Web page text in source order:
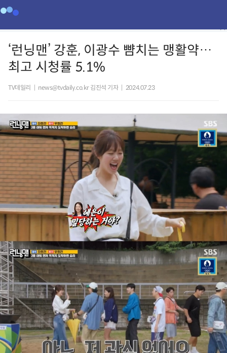
‘런닝맨’ 강훈, 이광수 뺨치는 맹활약…
최고 시청률 5.1%
TV데일리 news@tvdaily.co.kr 김진석 기자 2024.07.23